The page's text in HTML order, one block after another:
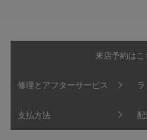
来店予約はこ
修理とアフターサービス
支払方法